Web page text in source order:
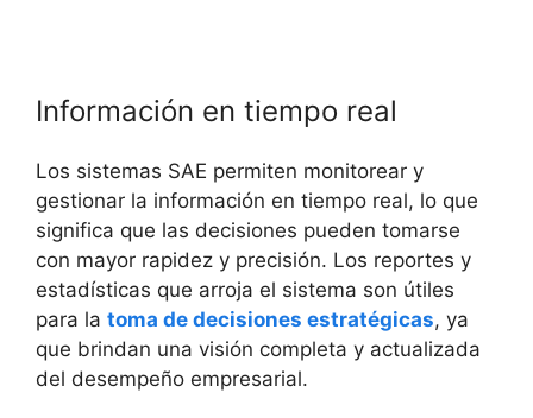
Información en tiempo real
Los sistemas SAE permiten monitorear y
gestionar la información en tiempo real, lo que
significa que las decisiones pueden tomarse
con mayor rapidez y precisión. Los reportes y
estadísticas que arroja el sistema son útiles
para la toma de decisiones estratégicas, ya
que brindan una visión completa y actualizada
del desempeño empresarial.